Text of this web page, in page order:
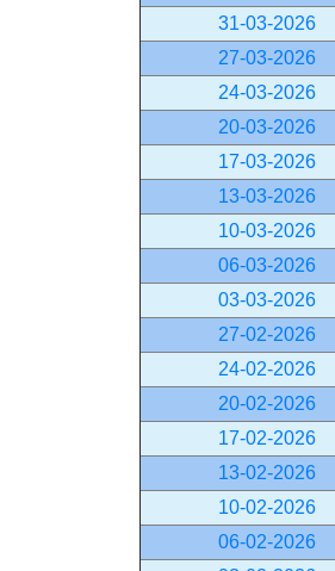
31-03-2026
27-03-2026
24-03-2026
20-03-2026
17-03-2026
13-03-2026
10-03-2026
06-03-2026
03-03-2026
27-02-2026
24-02-2026
20-02-2026
17-02-2026
13-02-2026
10-02-2026
06-02-2026